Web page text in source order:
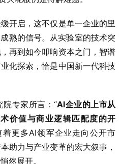
开启，这不仅是单一企业的里
熟的信号。从实验室的技术突
再到如今叩响资本之门，智谱
化探索，恰是中国新一代科技
专家所言：“AI企业的上市从
价值与商业逻辑匹配度的开
更多AI领军企业走向公开市
助力与产业变革的宏大叙事，
然展开。